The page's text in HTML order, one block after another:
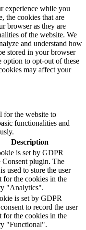
experience while you
the cookies that are
browser as they are
of the website. We
and understand how
stored in your browser
option to opt-out of these
may affect your
for the website to
functionalities and
Description
is set by GDPR
Consent plugin. The
used to store the user
for the cookies in the
"Analytics".
is set by GDPR
to record the user
for the cookies in the
"Functional".